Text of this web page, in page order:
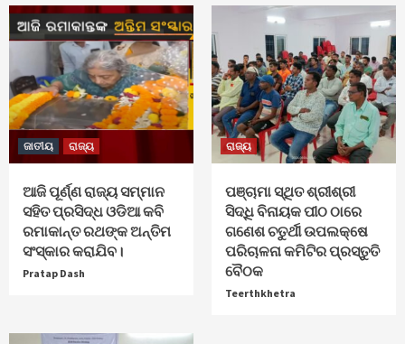
ଜାତୀୟ ରାଜ୍ୟ
ଆଜି ପୂର୍ଣ୍ଣ ରାଜ୍ୟ ସମ୍ମାନ
ସହିତ ପ୍ରସିଦ୍ଧ ଓଡିଆ କବି
ରମାକାନ୍ତ ରଥଙ୍କ ଅନ୍ତିମ
ସଂସ୍କାର କରାଯିବ।
Pratap Dash
ରାଜ୍ୟ
ପଞ୍ଚାମା ସ୍ଥିତ ଶ୍ରୀଶ୍ରୀ
ସିଦ୍ଧି ବିନାୟକ ପୀଠ ଠାରେ
ଗଣେଶ ଚତୁର୍ଥୀ ଉପଲକ୍ଷେ
ପରିଚାଳନା କମିଟିର ପ୍ରସ୍ତୁତି
ବୈଠକ
Teerthkhetra